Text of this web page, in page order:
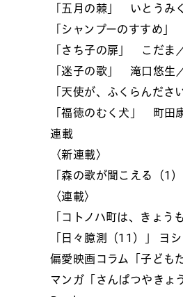
「五月の棘」 いとうみ
「シャンプーのすすめ
「さち子の扉」 こだま
「迷子の歌」 滝口悠生
「天使が、ふくらんだ
「福徳のむく犬」 町田
連載
〈新連載〉
「森の歌が聞こえる（1
〈連載〉
「コトノハ町は、きょ
「日々臆測（11）」 ヨ
偏愛映画コラム「子ども
マンガ「さんぱつやきょ